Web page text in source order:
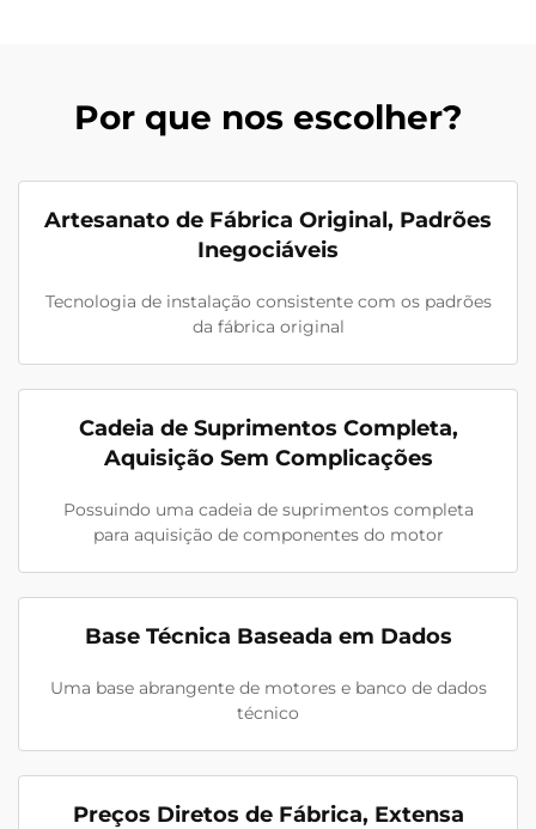
Por que nos escolher?
Artesanato de Fábrica Original, Padrões
Inegociáveis
Tecnologia de instalação consistente com os padrões
da fábrica original
Cadeia de Suprimentos Completa,
Aquisição Sem Complicações
Possuindo uma cadeia de suprimentos completa
para aquisição de componentes do motor
Base Técnica Baseada em Dados
Uma base abrangente de motores e banco de dados
técnico
Preços Diretos de Fábrica, Extensa